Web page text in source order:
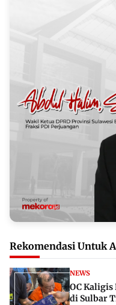
Rekomendasi Untuk
NEWS
OC
di Sulbar